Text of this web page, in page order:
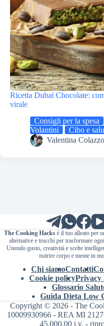
Ricetta Dubai Chocolate:
virale
Consigli per la spesa
Volantini
Cibo e
Valentina Colazzo
The Cooking Hacksè il tuo alleato per
alternative e trucchi per trasformare
Unendo gusto, creatività e scelte
nutrire corpo e mente in
Chi siamoContatti
Cookie policyPrivacy
Glossario
Guida Dieta Low
Copyright © 2026 - The
10009930966 - REA MI
45.000,00 i.v. -